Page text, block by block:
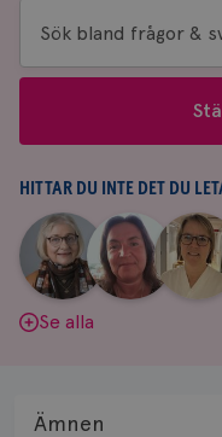
Sök
bland
&
svar
HITTAR DU INTE DET DU
Aina
Johnsson
|
Anne
Andersson
Fredrika
Se alla
Ämnen